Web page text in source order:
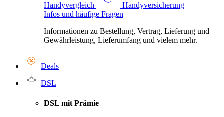
Handyvergleich
Handyversicherung
Infos und häufige Fragen
Informationen zu Bestellung, Vertrag, Lieferung und
Gewährleistung, Lieferumfang und vielem mehr.
Deals
DSL
DSL mit Prämie